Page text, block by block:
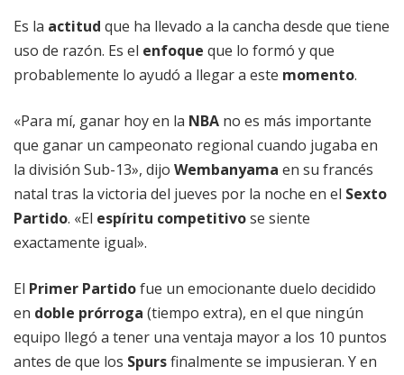
Es la actitud que ha llevado a la cancha desde que tiene
uso de razón. Es el enfoque que lo formó y que
probablemente lo ayudó a llegar a este momento.
«Para mí, ganar hoy en la NBA no es más importante
que ganar un campeonato regional cuando jugaba en
la división Sub-13», dijo Wembanyama en su francés
natal tras la victoria del jueves por la noche en el Sexto
Partido. «El espíritu competitivose siente
exactamente igual».
El Primer Partidofue un emocionante duelo decidido
en doble prórroga (tiempo extra), en el que ningún
equipo llegó a tener una ventaja mayor a los 10 puntos
antes de que los Spursfinalmente se impusieran. Y en